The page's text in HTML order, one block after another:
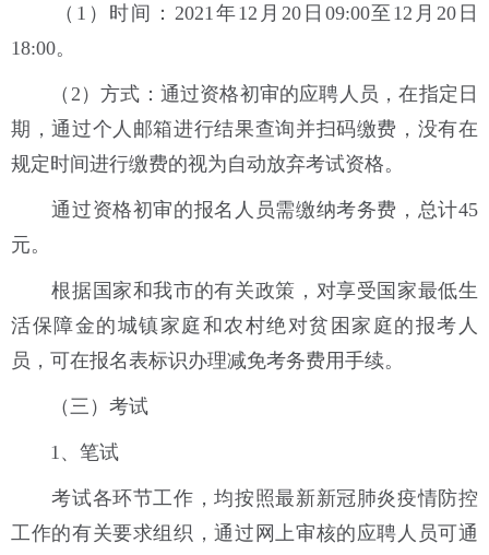
（1）时间：2021年12月20日09:00至12月20日
18:00。
（2）方式：通过资格初审的应聘人员，在指定日
期，通过个人邮箱进行结果查询并扫码缴费，没有在
规定时间进行缴费的视为自动放弃考试资格。
通过资格初审的报名人员需缴纳考务费，总计45
元。
根据国家和我市的有关政策，对享受国家最低生
活保障金的城镇家庭和农村绝对贫困家庭的报考人
员，可在报名表标识办理减免考务费用手续。
（三）考试
1、笔试
考试各环节工作，均按照最新新冠肺炎疫情防控
工作的有关要求组织，通过网上审核的应聘人员可通